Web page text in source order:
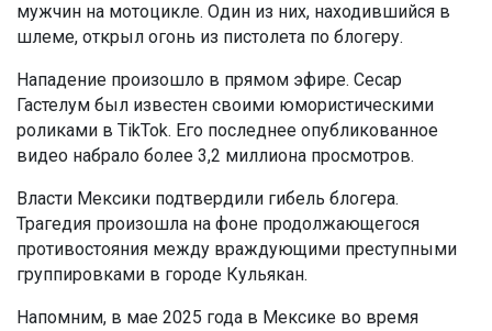
мужчин на мотоцикле. Один из них, находившийся в
шлеме, открыл огонь из пистолета по блогеру.
Нападение произошло в прямом эфире. Сесар
Гастелум был известен своими юмористическими
роликами в TikTok. Его последнее опубликованное
видео набрало более 3,2 миллиона просмотров.
Власти Мексики подтвердили гибель блогера.
Трагедия произошла на фоне продолжающегося
противостояния между враждующими преступными
группировками в городе Кульякан.
Напомним, в мае 2025 года в Мексике во время